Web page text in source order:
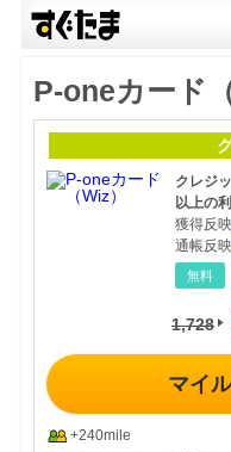
P-oneカード
クレジ
以上の
獲得反映
通帳反映
無料
1,728
マイ
+240mile